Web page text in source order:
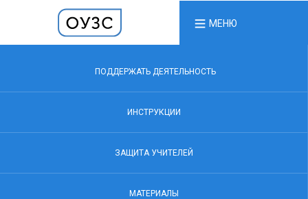
МЕНЮ
ПОДДЕРЖАТЬ ДЕЯТЕЛЬНОСТЬ
ИНСТРУКЦИИ
ЗАЩИТА УЧИТЕЛЕЙ
МАТЕРИАЛЫ